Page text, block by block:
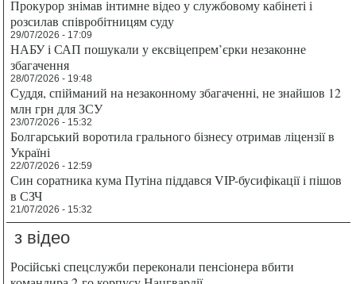
Прокурор знімав інтимне відео у службовому кабінеті і
розсилав співробітницям суду
29/07/2026 - 17:09
НАБУ і САП пошукали у ексвіцепрем’єрки незаконне
збагачення
28/07/2026 - 19:48
Суддя, спійманий на незаконному збагаченні, не знайшов 12
млн грн для ЗСУ
23/07/2026 - 15:32
Болгарський воротила грального бізнесу отримав ліцензії в
Україні
22/07/2026 - 12:59
Син соратника кума Путіна піддався VIP-бусифікації і пішов
в СЗЧ
21/07/2026 - 15:32
з відео
Російські спецслужби переконали пенсіонера вбити